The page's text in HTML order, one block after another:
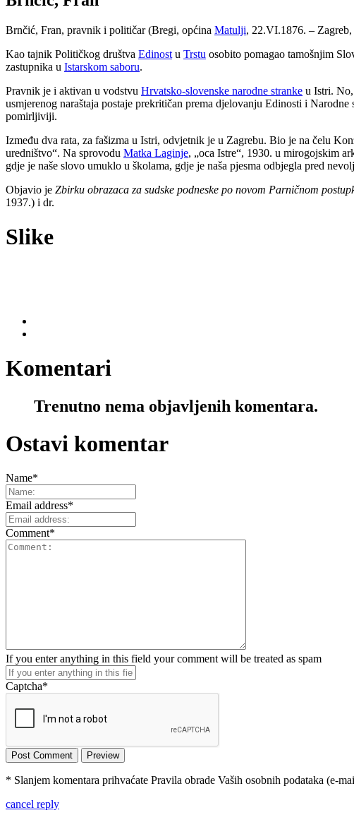
Brnčić, Fran, pravnik i političar (Bregi, općina Matulji, 22.VI.1876. –
Kao tajnik Političkog društva Edinost u Trstu osobito pomagao tamošnjim
zastupnika u Istarskom saboru.
Pravnik je i aktivan u vodstvu Hrvatsko-slovenske narodne stranke u Istri.
usmjerenog naraštaja postaje prekritičan prema djelovanju Edinosti i Narodne
pomirljiviji.
Između dva rata, za fašizma u Istri, odvjetnik je u Zagrebu. Bio je na čelu
uredništvo“. Na sprovodu Matka Laginje, „oca Istre“, 1930. u mirogojskim
gdje je naše slovo umuklo u školama, gdje je naša pjesma odbjegla pred
Objavio je Zbirku obrazaca za sudske podneske po novom Parničnom
1937.) i dr.
Slike
Komentari
Trenutno nema objavljenih komentara.
Ostavi komentar
Name*
Email address*
Comment*
If you enter anything in this field your comment will be treated as spam
Captcha*
* Slanjem komentara prihvaćate Pravila obrade Vaših osobnih podataka (e-
cancel reply